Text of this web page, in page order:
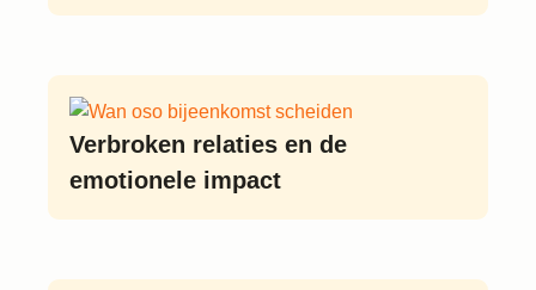
Verbroken relaties en de
emotionele impact